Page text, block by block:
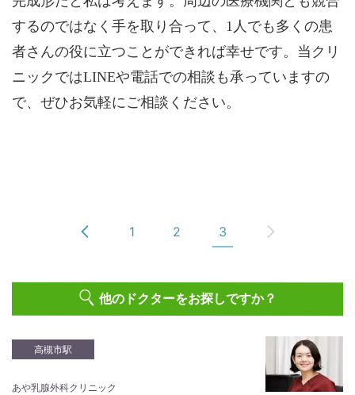
するのではなく手を取り合って、1人でも多くの患
者さんの役に立つことができれば幸せです。当クリ
ニックではLINEや電話での相談も承っていますの
で、ぜひお気軽にご相談ください。
1 2 3
他のドクターをお探しですか？
高槻市駅
あや乳腺外科クリニック